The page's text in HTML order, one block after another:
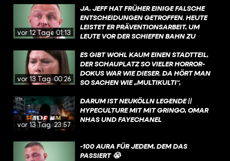
vor 12 Tagen01:13
JA, JEFF HAT FRÜHER EINIGE FALSCHE
ENTSCHEIDUNGEN GETROFFEN. HEUTE
LEISTET ER PRÄVENTIONSARBEIT, UM
LEUTE VOR DER SCHIEFEN BAHN ZU
vor 13 Tagen00:26
ES GIBT WOHL KAUM EINEN STADTTEIL,
DER SCHAUPLATZ SO VIELER HORROR-
DOKUS WAR WIE DIESER. DA HÖRT MAN
SO SACHEN WIE „MULTIKULTI“,
„KRIMINELLE CLANS“. NEIN, WIR MEINEN
NICHT CASTROP-RAUXEL, SONDERN
BERLIN NEUKÖLLN. ABER WIE VIEL
IRGENDWIE TROTZDEM DER COOLSTE
STADTTEIL BERLINS?
vor 13 Tagen23:57
DARUM IST NEUKÖLLN LEGENDE ||
HYPECULTURE MIT MIT GRINGO, OMAR
NHAS UND FAYECHANEL
-100 AURA FÜR JEDEM, DEM DAS
PASSIERT 😭